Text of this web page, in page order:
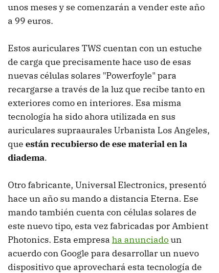
unos meses y se comenzarán a vender este año
a 99 euros.
Estos auriculares TWS cuentan con un estuche
de carga que precisamente hace uso de esas
nuevas células solares "Powerfoyle" para
recargarse a través de la luz que recibe tanto en
exteriores como en interiores. Esa misma
tecnología ha sido ahora utilizada en sus
auriculares supraaurales Urbanista Los Angeles,
que están recubierso de ese material en la
diadema.
Otro fabricante, Universal Electronics, presentó
hace un año su mando a distancia Eterna. Ese
mando también cuenta con células solares de
este nuevo tipo, esta vez fabricadas por Ambient
Photonics. Esta empresa ha anunciadoun
acuerdo con Google para desarrollar un nuevo
dispositivo que aprovechará esta tecnología de